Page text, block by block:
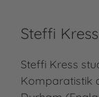
Steffi Kress
Steffi Kress
Komparatistik